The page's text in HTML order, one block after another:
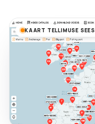
KAART TELLIMUSE SEES